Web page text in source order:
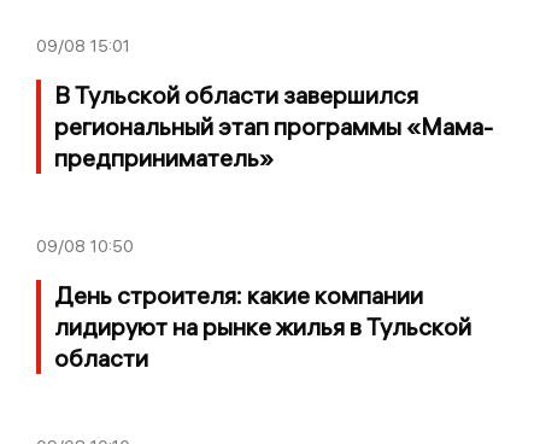
09/08 15:01
В Тульской области завершился
региональный этап программы «Мама-
предприниматель»
09/08 10:50
День строителя: какие компании
лидируют на рынке жилья в Тульской
области